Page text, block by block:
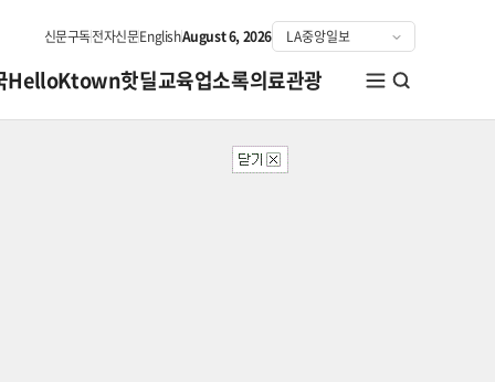
신문구독전자신문EnglishAugust 6, 2026
HelloKtown핫딜교육업소록의료관광